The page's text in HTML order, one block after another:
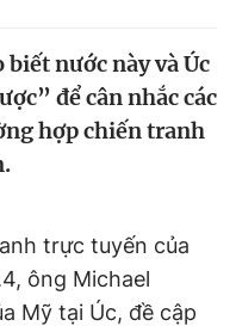
hệ quảng cáo
nước này và Úc
để cân nhắc các
hợp chiến tranh
trực tuyến của
ông Michael
Mỹ tại Úc, đề cập